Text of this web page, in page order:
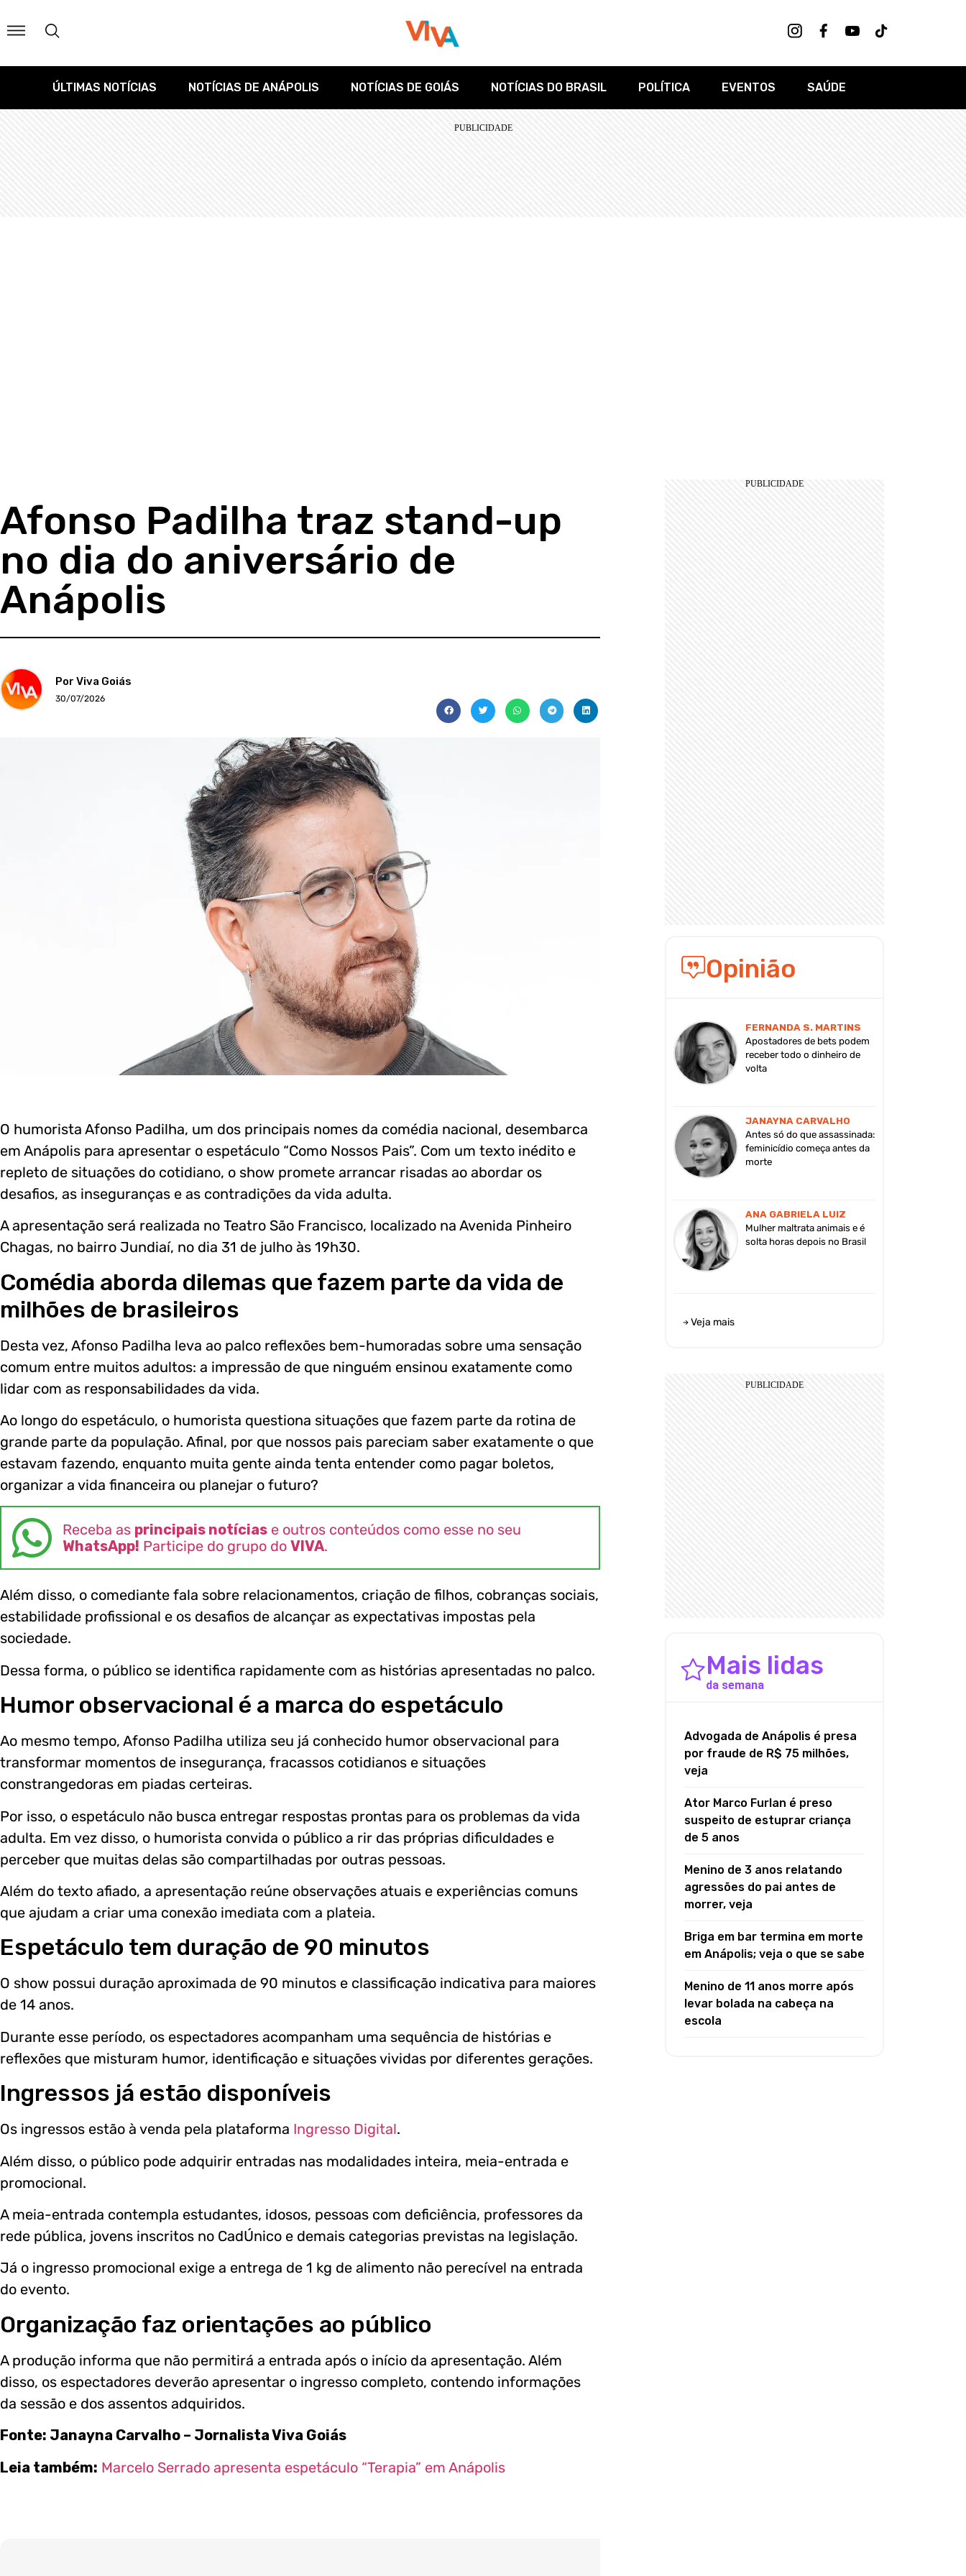
ÚLTIMAS NOTÍCIAS NOTÍCIAS DE ANÁPOLIS NOTÍCIAS DE GOIÁS NOTÍCIAS DO BRASIL POLÍTICA EVENTOS SAÚDE
Afonso Padilha traz stand-up
no dia do aniversário de
Anápolis
Por Viva Goiás
30/07/2026
O humorista Afonso Padilha, um dos principais nomes da comédia nacional, desembarca
em Anápolis para apresentar o espetáculo “Como Nossos Pais”. Com um texto inédito e
repleto de situações do cotidiano, o show promete arrancar risadas ao abordar os
desafios, as inseguranças e as contradições da vida adulta.
A apresentação será realizada no Teatro São Francisco, localizado na Avenida Pinheiro
Chagas, no bairro Jundiaí, no dia 31 de julho às 19h30.
Comédia aborda dilemas que fazem parte da vida de
milhões de brasileiros
Desta vez, Afonso Padilha leva ao palco reflexões bem-humoradas sobre uma sensação
comum entre muitos adultos: a impressão de que ninguém ensinou exatamente como
lidar com as responsabilidades da vida.
Ao longo do espetáculo, o humorista questiona situações que fazem parte da rotina de
grande parte da população. Afinal, por que nossos pais pareciam saber exatamente o que
estavam fazendo, enquanto muita gente ainda tenta entender como pagar boletos,
organizar a vida financeira ou planejar o futuro?
Receba as principais notícias e outros conteúdos como esse no seu
WhatsApp! Participe do grupo do VIVA.
Além disso, o comediante fala sobre relacionamentos, criação de filhos, cobranças sociais,
estabilidade profissional e os desafios de alcançar as expectativas impostas pela
sociedade.
Dessa forma, o público se identifica rapidamente com as histórias apresentadas no palco.
Humor observacional é a marca do espetáculo
Ao mesmo tempo, Afonso Padilha utiliza seu já conhecido humor observacional para
transformar momentos de insegurança, fracassos cotidianos e situações
constrangedoras em piadas certeiras.
Por isso, o espetáculo não busca entregar respostas prontas para os problemas da vida
adulta. Em vez disso, o humorista convida o público a rir das próprias dificuldades e
perceber que muitas delas são compartilhadas por outras pessoas.
Além do texto afiado, a apresentação reúne observações atuais e experiências comuns
que ajudam a criar uma conexão imediata com a plateia.
Espetáculo tem duração de 90 minutos
O show possui duração aproximada de 90 minutos e classificação indicativa para maiores
de 14 anos.
Durante esse período, os espectadores acompanham uma sequência de histórias e
reflexões que misturam humor, identificação e situações vividas por diferentes gerações.
Ingressos já estão disponíveis
Os ingressos estão à venda pela plataforma Ingresso Digital.
Além disso, o público pode adquirir entradas nas modalidades inteira, meia-entrada e
promocional.
A meia-entrada contempla estudantes, idosos, pessoas com deficiência, professores da
rede pública, jovens inscritos no CadÚnico e demais categorias previstas na legislação.
Já o ingresso promocional exige a entrega de 1 kg de alimento não perecível na entrada
do evento.
Organização faz orientações ao público
A produção informa que não permitirá a entrada após o início da apresentação. Além
disso, os espectadores deverão apresentar o ingresso completo, contendo informações
da sessão e dos assentos adquiridos.
Fonte: Janayna Carvalho – Jornalista Viva Goiás
Leia também: Marcelo Serrado apresenta espetáculo “Terapia” em Anápolis
Opinião
FERNANDA S. MARTINS
Apostadores de bets podem
receber todo o dinheiro de
volta
JANAYNA CARVALHO
Antes só do que assassinada:
feminicídio começa antes da
morte
ANA GABRIELA LUIZ
Mulher maltrata animais e é
solta horas depois no Brasil
Veja mais
Mais lidas
da semana
Advogada de Anápolis é presa
por fraude de R$ 75 milhões,
veja
Ator Marco Furlan é preso
suspeito de estuprar criança
de 5 anos
Menino de 3 anos relatando
agressões do pai antes de
morrer, veja
Briga em bar termina em morte
em Anápolis; veja o que se sabe
Menino de 11 anos morre após
levar bolada na cabeça na
escola